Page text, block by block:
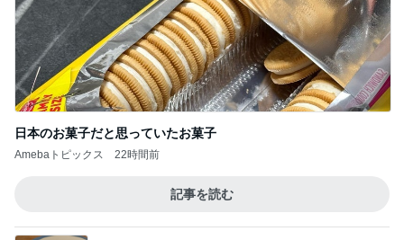
日本のお菓子だと思っていたお菓子
Amebaトピックス 22時間前
記事を読む